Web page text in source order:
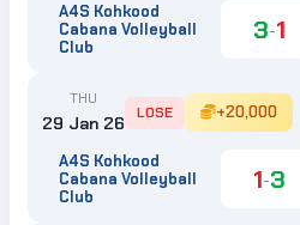
A4S Kohkood
Cabana Volleyball
Club
3-1
THU
29 Jan 26
A4S Kohkood
Cabana Volleyball
Club
1-3
LOSE +20,000